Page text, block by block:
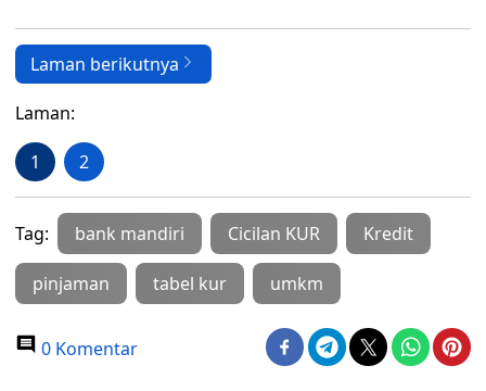
Laman berikutnya
Laman:
1 2
Tag: bank mandiri Cicilan KUR Kredit
pinjaman tabel kur umkm
0 Komentar